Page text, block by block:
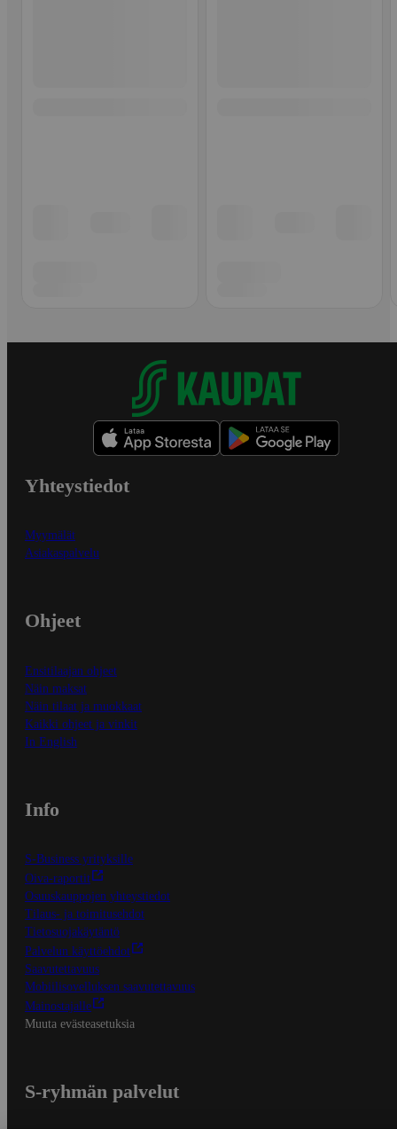
Yhteystiedot
Myymälät
Asiakaspalvelu
Ohjeet
Ensitilaajan ohjeet
Näin maksat
Näin tilaat ja muokkaat
Kaikki ohjeet ja vinkit
In English
Info
S-Business yrityksille
Oiva-raportit
Osuuskauppojen yhteystiedot
Tilaus- ja toimitusehdot
Tietosuojakäytäntö
Palvelun käyttöehdot
Saavutettavuus
Mobiilisovelluksen saavutettavuus
Mainostajalle
Muuta evästeasetuksia
S-ryhmän palvelut